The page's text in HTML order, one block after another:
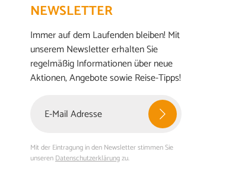
NEWSLETTER
Immer auf dem Laufenden bleiben! Mit
unserem Newsletter erhalten Sie
regelmäßig Informationen über neue
Aktionen, Angebote sowie Reise-Tipps!
Mit der Eintragung in den Newsletter stimmen Sie
unserenDatenschutzerklärungzu.